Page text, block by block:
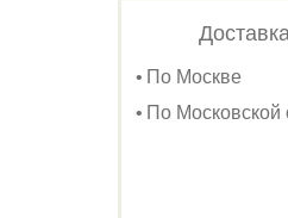
По Москве
По Московской